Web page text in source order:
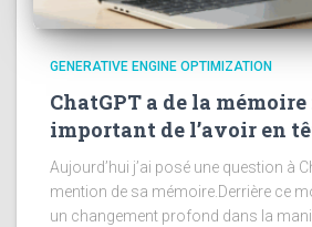
GENERATIVE ENGINE OPTIMIZATION
ChatGPT a de la mémoire
important de l’avoir en
Aujourd’hui j’ai posé une question à
mention de sa mémoire.Derrière ce
un changement profond dans la